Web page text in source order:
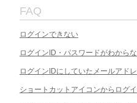
FAQ
ログインできない
ログインID・パスワードがわから
ログインIDにしていたメールアド
ショートカットアイコンからログ